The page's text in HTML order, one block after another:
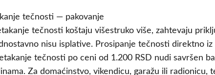
tečnosti koštaju višestruko više, zahtevaju
nisu isplative. Prosipanje tečnosti direktno
tečnosti po ceni od 1.200 RSD nudi savršen
Za domaćinstvo, vikendicu, garažu ili